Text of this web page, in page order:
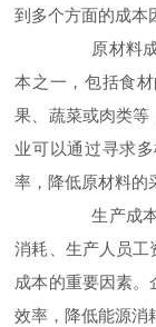
到多个方面的成本
原材料成本
本之一，包括食
果、蔬菜或肉类等
业可以通过寻求
率，降低原材料的
生产成本：
消耗、生产人员工
成本的重要因素
效率，降低能源消